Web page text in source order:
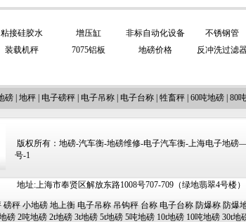
粘接硅胶水 增压缸 非标自动化设备 不锈钢管
装载机秤 7075铝板 地磅价格 反冲洗过滤
磅 地秤 电子磅秤 电子吊称 电子台称 牲畜秤 60吨地磅 80
版权所有：地磅-汽车衡-地磅维修-电子汽车衡-上海电子地磅
号-1
地址:上海市奉贤区解放东路1008号707-709（绿地翡翠4号楼
磅秤 小地磅 地上衡 电子吊称 吊钩秤 台称 电子台称 防爆称 防爆
磅 2吨地磅 2t地磅 3t地磅 5t地磅 5吨地磅 10t地磅 10吨地磅 30t地